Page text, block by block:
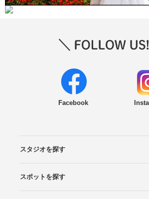
Facebook
スタジオを探す
エリアから探す
こだわりから探す
NEW PHOTO STYLE
プランから探す
フォトタイプ診断
フォトグラファーから探す
国内リゾートから探す
スポットを探す